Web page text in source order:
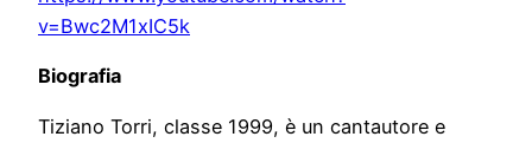
v=Bwc2M1xIC5k
Biografia
Tiziano Torri, classe 1999, è un cantautore e